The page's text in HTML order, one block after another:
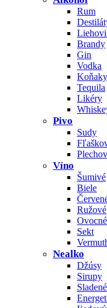
Rum
Brandy
Gin
Vodka
Koňaky
Tequila
Likéry
Pivo
Sudy
Víno
Šumivé
Biele
Ružové
Ovocné
Sekt
Nealko
Džúsy
Sirupy